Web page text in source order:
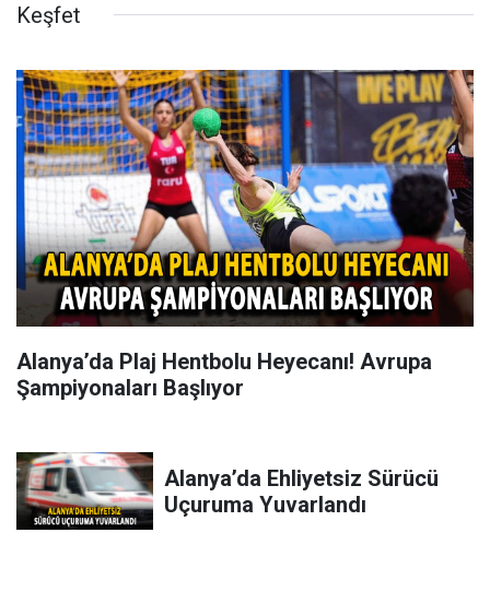
Keşfet
Alanya’da Plaj Hentbolu Heyecanı! Avrupa
Şampiyonaları Başlıyor
Alanya’da Ehliyetsiz Sürücü
Uçuruma Yuvarlandı